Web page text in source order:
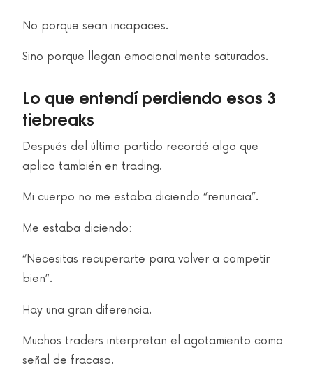
No porque sean incapaces.
Sino porque llegan emocionalmente saturados.
Lo que entendí perdiendo esos 3
tiebreaks
Después del último partido recordé algo que
aplico también en trading.
Mi cuerpo no me estaba diciendo “renuncia”.
Me estaba diciendo:
“Necesitas recuperarte para volver a competir
bien”.
Hay una gran diferencia.
Muchos traders interpretan el agotamiento como
señal de fracaso.